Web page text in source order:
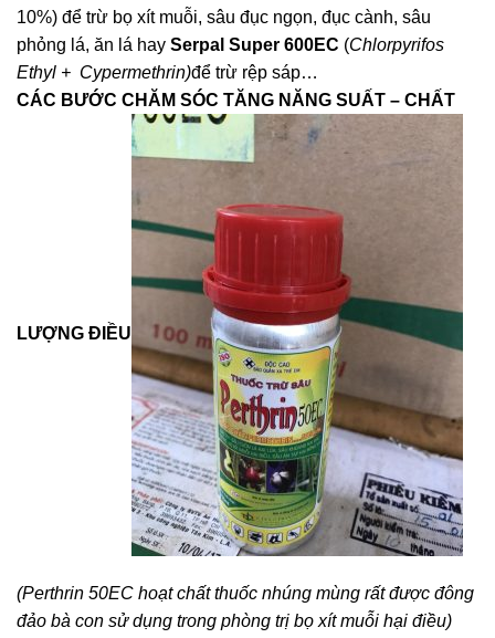
10%) để trừ bọ xít muỗi, sâu đục ngọn, đục cành, sâu
phỏng lá, ăn lá hay Serpal Super 600EC (Chlorpyrifos
Ethyl + Cypermethrin)để trừ rệp sáp…
CÁC BƯỚC CHĂM SÓC TĂNG NĂNG SUẤT – CHẤT
LƯỢNG ĐIỀU
(Perthrin 50EC hoạt chất thuốc nhúng mùng rất được đông
đảo bà con sử dụng trong phòng trị bọ xít muỗi hại điều)